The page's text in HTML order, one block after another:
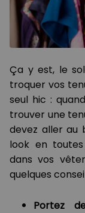
Ça y est, le
troquer vos
seul hic :
trouver une
devez aller au
look en
dans vos
quelques
Portez